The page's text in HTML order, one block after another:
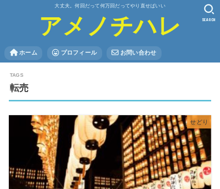
大丈夫。何回だって何万回だってやり直せばいい
アメノチハレ
ホーム プロフィール お問い合わせ
SEARCH
転売
せどり